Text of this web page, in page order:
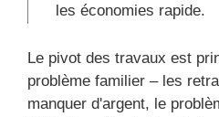
les économies rapide.
Le pivot des travaux est
problème familier – les
manquer d'argent, le